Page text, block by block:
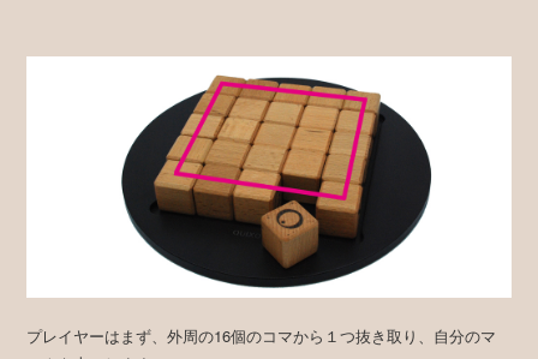
プレイヤーはまず、外周の16個のコマから１つ抜き取り、自分のマ